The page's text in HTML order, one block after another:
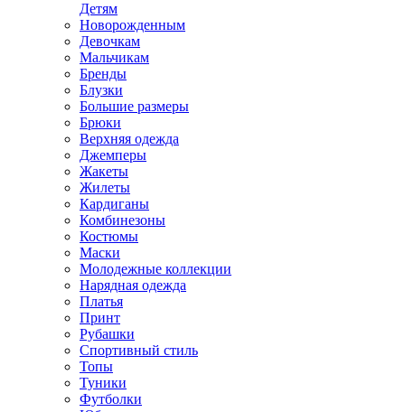
Детям
Новорожденным
Девочкам
Мальчикам
Бренды
Блузки
Большие размеры
Брюки
Верхняя одежда
Джемперы
Жакеты
Жилеты
Кардиганы
Комбинезоны
Костюмы
Маски
Молодежные коллекции
Нарядная одежда
Платья
Принт
Рубашки
Спортивный стиль
Топы
Туники
Футболки